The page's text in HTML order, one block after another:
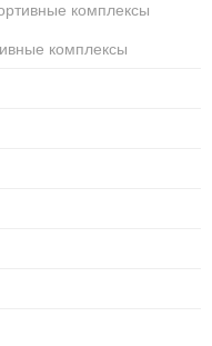
комплексы
комплексы